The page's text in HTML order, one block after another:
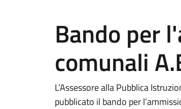
Bando per
comunali
L’Assessore alla Pubblica
pubblicato il bando per